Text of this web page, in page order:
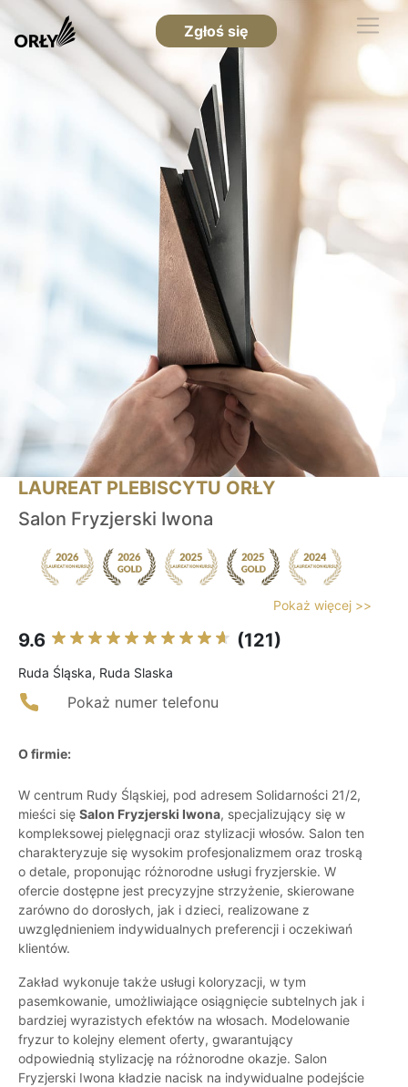
Zgłoś się
LAUREAT PLEBISCYTU ORŁY
Salon Fryzjerski Iwona
Pokaż więcej >>
9.6 (121)
Ruda Śląska, Ruda Slaska
Pokaż numer telefonu
O firmie:
W centrum Rudy Śląskiej, pod adresem Solidarności 21/2,
mieści się Salon Fryzjerski Iwona, specjalizujący się w
kompleksowej pielęgnacji oraz stylizacji włosów. Salon ten
charakteryzuje się wysokim profesjonalizmem oraz troską
o detale, proponując różnorodne usługi fryzjerskie. W
ofercie dostępne jest precyzyjne strzyżenie, skierowane
zarówno do dorosłych, jak i dzieci, realizowane z
uwzględnieniem indywidualnych preferencji i oczekiwań
klientów.
Zakład wykonuje także usługi koloryzacji, w tym
pasemkowanie, umożliwiające osiągnięcie subtelnych jak i
bardziej wyrazistych efektów na włosach. Modelowanie
fryzur to kolejny element oferty, gwarantujący
odpowiednią stylizację na różnorodne okazje. Salon
Fryzjerski Iwona kładzie nacisk na indywidualne podejście